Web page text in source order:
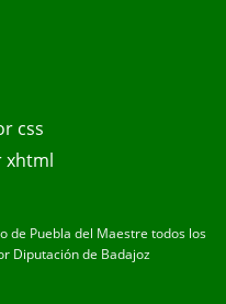
de Puebla del Maestre todos los
Diputación de Badajoz